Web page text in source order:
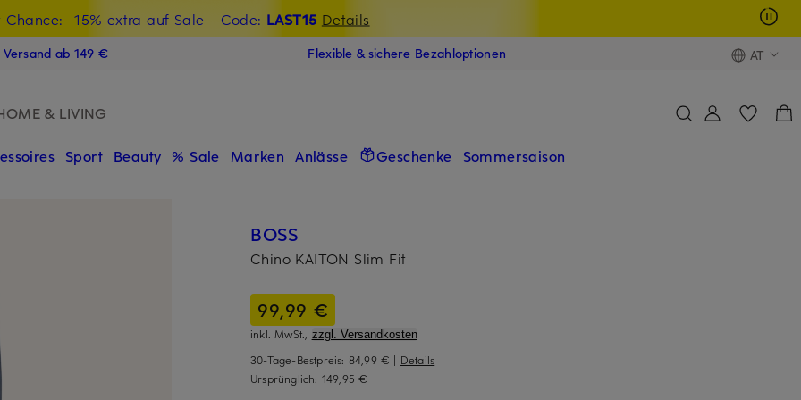
Chance: -15% extra auf Sale - Code: LAST15 Details
Willkommensgutschein mit Beyond sichern
ab 149 € Flexible & sichere Bezahloptionen AT
& LIVING
Sport Beauty % Sale Marken Anlässe Geschenke Sommersaison
BOSS
Chino KAITON Slim Fit
99,99 €
inkl. MwSt., zzgl. Versandkosten
30-Tage-Bestpreis: 84,99 € | Details
Ursprünglich: 149,95 €